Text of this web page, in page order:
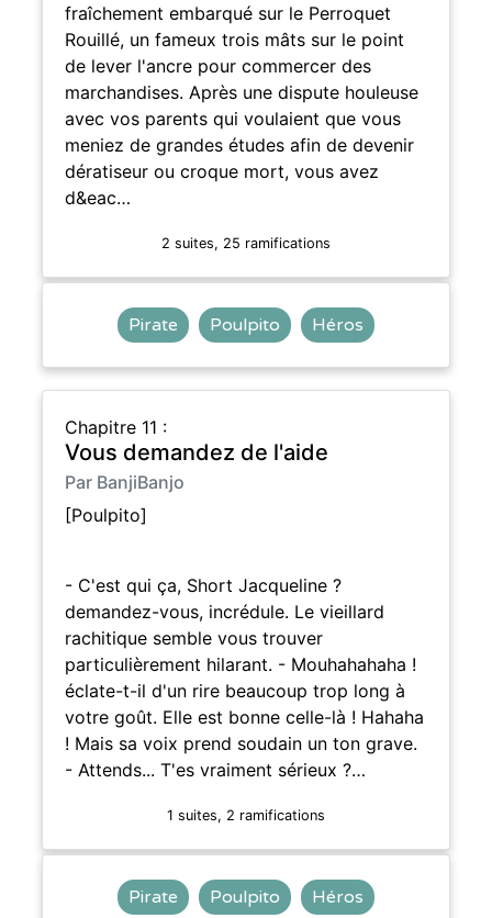
fraîchement embarqué sur le Perroquet
Rouillé, un fameux trois mâts sur le point
de lever l'ancre pour commercer des
marchandises. Après une dispute houleuse
avec vos parents qui voulaient que vous
meniez de grandes études afin de devenir
dératiseur ou croque mort, vous avez
d&eac…
2 suites, 25 ramifications
Pirate Poulpito Héros
Chapitre 11 :
Vous demandez de l'aide
Par BanjiBanjo
[Poulpito]
- C'est qui ça, Short Jacqueline ?
demandez-vous, incrédule. Le vieillard
rachitique semble vous trouver
particulièrement hilarant. - Mouhahahaha !
éclate-t-il d'un rire beaucoup trop long à
votre goût. Elle est bonne celle-là ! Hahaha
! Mais sa voix prend soudain un ton grave.
- Attends... T'es vraiment sérieux ?…
1 suites, 2 ramifications
Pirate Poulpito Héros